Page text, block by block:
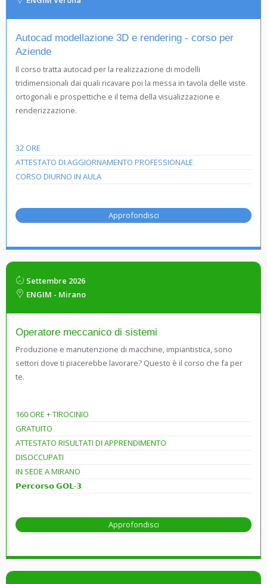
Autocad modellazione 3D e rendering - corso per
Aziende
Il corso tratta autocad per la realizzazione di modelli
tridimensionali dai quali ricavare poi la messa in tavola delle viste
ortogonali e prospettiche e il tema della visualizzazione e
renderizzazione.
32 ORE
ATTESTATO DI AGGIORNAMENTO PROFESSIONALE
CORSO DIURNO IN AULA
Approfondisci
Settembre 2026
ENGIM - Mirano
Operatore meccanico di sistemi
Produzione e manutenzione di macchine, impiantistica, sono
settori dove ti piacerebbe lavorare? Questo è il corso che fa per
te.
160 ORE + TIROCINIO
GRATUITO
ATTESTATO RISULTATI DI APPRENDIMENTO
DISOCCUPATI
IN SEDE A MIRANO
𝗣𝗲𝗿𝗰𝗼𝗿𝘀𝗼 𝗚𝗢𝗟-𝟯
Approfondisci